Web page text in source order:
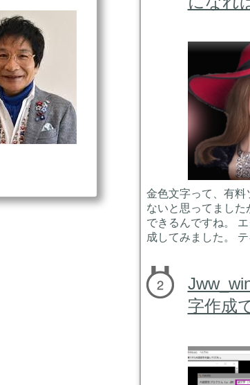
金色文字って、有料
ないと思ってました
できるんですね。
成してみました。
字作成